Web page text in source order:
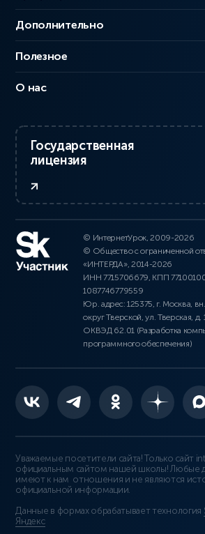
Дополнительно
Полезное
О нас
Государственная
лицензия
© ИнтернетУрок, 2009-2026
© Общество с ограниченной
«ИНТЕРДА», 2014-2026
ИНН 7715706679, КПП
1087746779559
Юр. адрес: 125375, г. Москва,
округ Тверской, ул. Тверская, д.
ОКВЭД 62.01 (Разработка
программного обеспечения)
Уважаемые посетители сайта! Только сайт
официальным сайтом нашей школы! Любые
имеют к нам отношения и не являются
официальной информации.
Данные в формах обрабатывает технология
Яндекс